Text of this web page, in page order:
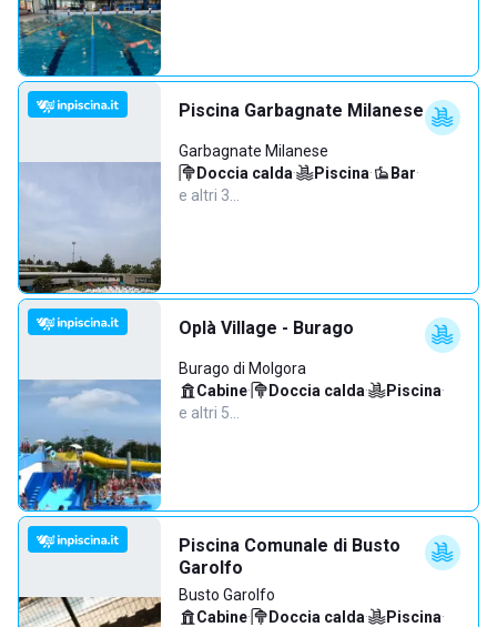
Piscina Garbagnate Milanese
Garbagnate Milanese
Doccia calda· Piscina· Bar·
e altri 3…
Oplà Village - Burago
Burago di Molgora
Cabine· Doccia calda· Piscina·
e altri 5…
Piscina Comunale di Busto
Garolfo
Busto Garolfo
Cabine· Doccia calda· Piscina·